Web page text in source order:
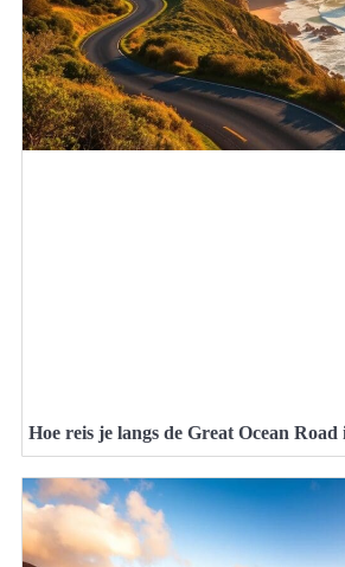
Hoe reis je langs de Great Ocean